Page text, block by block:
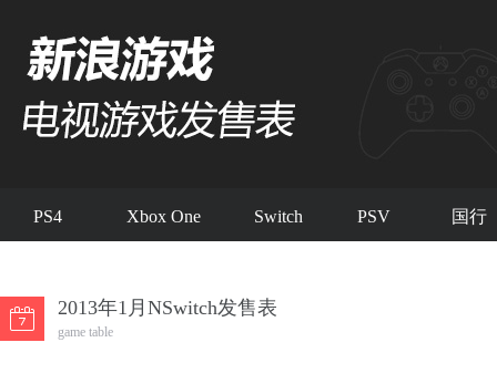
PS4 Xbox One Switch PSV 国行
2013年1月NSwitch发售表
game table